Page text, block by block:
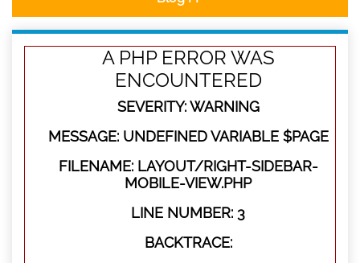
A PHP ERROR WAS
ENCOUNTERED
SEVERITY: WARNING
MESSAGE: UNDEFINED VARIABLE $PAGE
FILENAME: LAYOUT/RIGHT-SIDEBAR-
MOBILE-VIEW.PHP
LINE NUMBER: 3
BACKTRACE: